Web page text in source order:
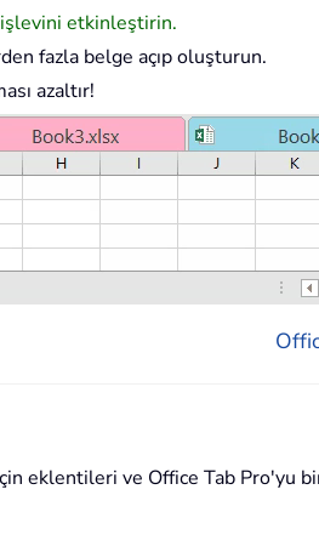
etkinleştirin.
fazla belge açıp oluşturun.
azaltır!
eklentileri ve Office Tab Pro'yu